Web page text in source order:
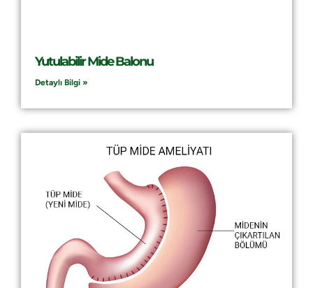
Yutulabilir Mide Balonu
Detaylı Bilgi »